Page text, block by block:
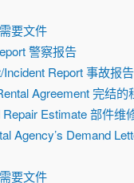
要文件
警察报告
Report 事故报告
Agreement 完结的
Estimate 部件维
Agency’s Demand
要文件